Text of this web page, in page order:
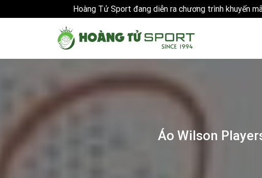
Hoàng Tử Sport đang diễn ra chương trình khuyến
Áo Wilson